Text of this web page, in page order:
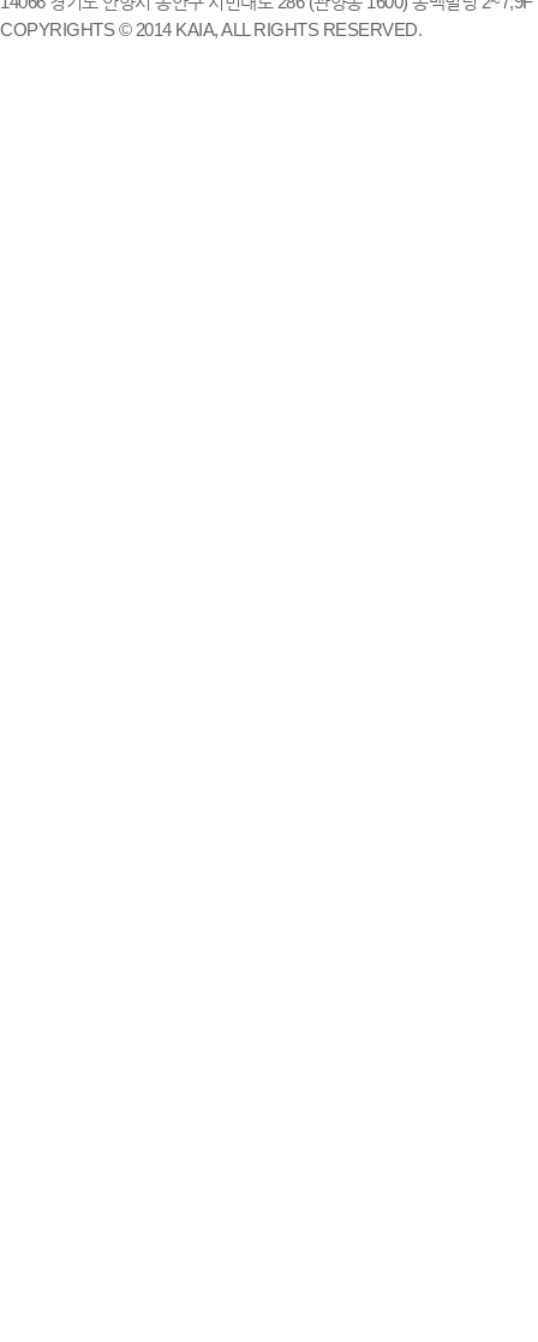
COPYRIGHTS © 2014 KAIA, ALL RIGHTS RESERVED.